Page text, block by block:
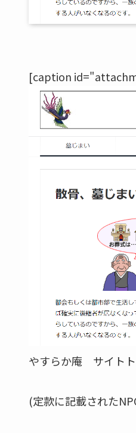
[caption
やすらか庵 サイト
(定款に記載された